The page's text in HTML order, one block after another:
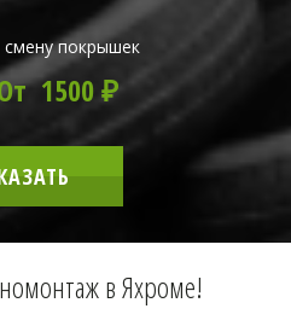
смену покрышек
1500 ₽
в Яхроме!